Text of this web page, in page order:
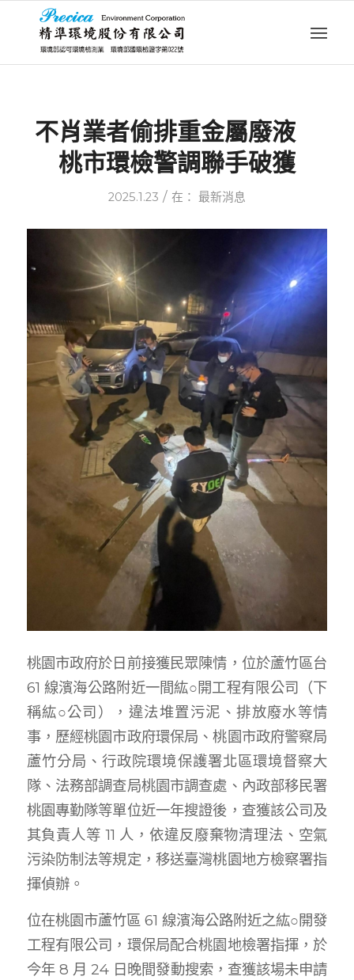
不肖業者偷排重金屬廢液
桃市環檢警調聯手破獲
2025.1.23 / 在： 最新消息
桃園市政府於日前接獲民眾陳情，位於蘆竹區台
61 線濱海公路附近一間紘○開工程有限公司（下
稱紘○公司），違法堆置污泥、排放廢水等情
事，歷經桃園市政府環保局、桃園市政府警察局
蘆竹分局、行政院環境保護署北區環境督察大
隊、法務部調查局桃園市調查處、內政部移民署
桃園專勤隊等單位近一年搜證後，查獲該公司及
其負責人等 11 人，依違反廢棄物清理法、空氣
污染防制法等規定，移送臺灣桃園地方檢察署指
揮偵辦。
位在桃園市蘆竹區 61 線濱海公路附近之紘○開發
工程有限公司，環保局配合桃園地檢署指揮，於
今年 8 月 24 日晚間發動搜索，查獲該場未申請